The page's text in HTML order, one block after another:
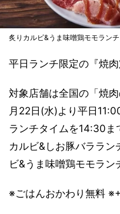
炙りカルビ&うま味噌鶏モモランチ
平日ランチ限定の『焼
対象店舗は全国の「焼
月22日(水)より平日
ランチタイムを14:30ま
カルビ&しお豚バララ
ビ&うま味噌鶏モモラン
※ごはんおかわり無料